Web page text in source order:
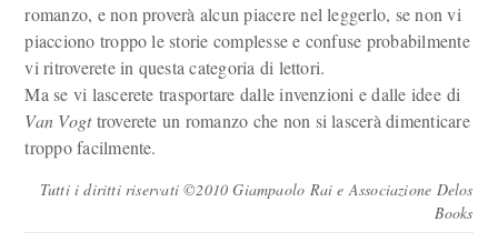
romanzo, e non proverà alcun piacere nel leggerlo, se non vi
piacciono troppo le storie complesse e confuse probabilmente
vi ritroverete in questa categoria di lettori.
Ma se vi lascerete trasportare dalle invenzioni e dalle idee di
Van Vogttroverete un romanzo che non si lascerà dimenticare
troppo facilmente.
Tutti i diritti riservati ©2010 Giampaolo Rai e Associazione Delos
Books